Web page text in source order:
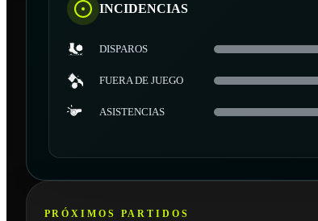
INCIDENCIAS
DISPAROS
FUERA DE JUEGO
ASISTENCIAS
PRÓXIMOS PARTIDOS